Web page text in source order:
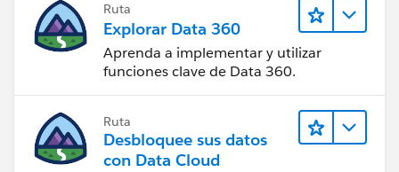
Ruta
Explorar Data 360
Aprenda a implementar y utilizar
funciones clave de Data 360.
Ruta
Desbloquee sus datos
con Data Cloud